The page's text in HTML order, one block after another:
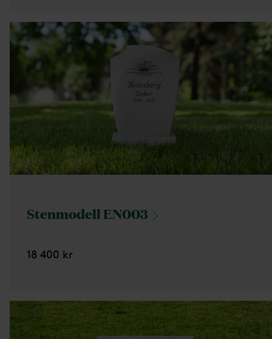
StenmodellEN003
18 400 kr